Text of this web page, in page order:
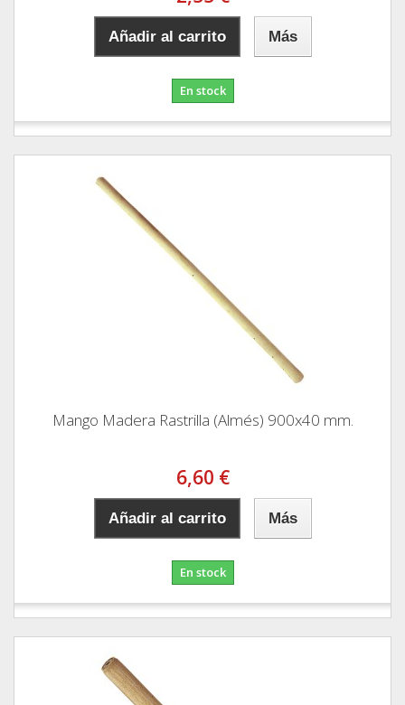
Añadir al carrito Más
En stock
Mango Madera Rastrilla (Almés) 900x40 mm.
6,60 €
Añadir al carrito Más
En stock